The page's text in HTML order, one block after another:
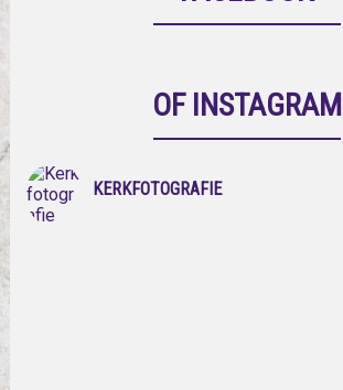
OF INSTAGRAM
KERKFOTOGRAFIE